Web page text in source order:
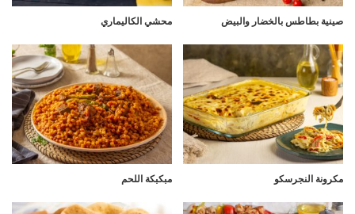
صينية بطاطس بالخضار والبيض محشي الكاليماري
مكرونة النجرسكو مبكبكة اللحم